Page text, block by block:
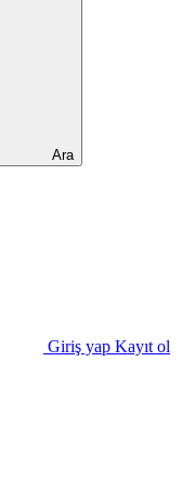
Ara
Giriş yap Kayıt ol